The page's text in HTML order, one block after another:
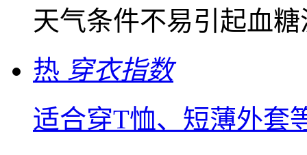
天气条件不易引起血
热 穿衣指数
适合穿T恤、短薄外套